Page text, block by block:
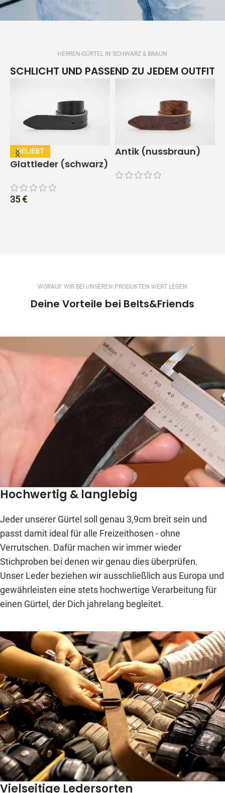
HERREN-GÜRTEL IN SCHWARZ & BRAUN
SCHLICHT UND PASSEND ZU JEDEM OUTFIT
Glattleder (schwarz)
35€
Antik (nussbraun)
WORAUF WIR BEI UNSEREN PRODUKTEN WERT LEGEN
Deine Vorteile bei Belts&Friends
Hochwertig & langlebig
Jeder unserer Gürtel soll genau 3,9cm breit sein und
passt damit ideal für alle Freizeithosen - ohne
Verrutschen. Dafür machen wir immer wieder
Stichproben bei denen wir genau dies überprüfen.
Unser Leder beziehen wir ausschließlich aus Europa und
gewährleisten eine stets hochwertige Verarbeitung für
einen Gürtel, der Dich jahrelang begleitet.
Vielseitige Ledersorten